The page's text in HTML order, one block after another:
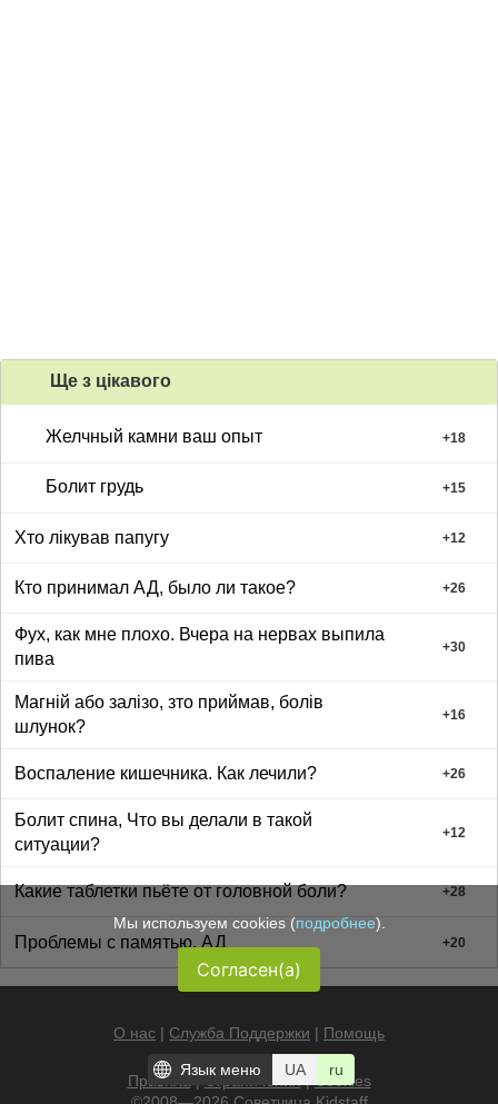
Ще з цiкавого
Желчный камни ваш опыт +18
Болит грудь +15
Хто лікував папугу +12
Кто принимал АД, было ли такое? +26
Фух, как мне плохо. Вчера на нервах выпила
пива
+30
Магній або залізо, зто приймав, болів
шлунок?
+16
Воспаление кишечника. Как лечили? +26
Болит спина, Что вы делали в такой
ситуации?
+12
Какие таблетки пьёте от головной боли? +28
Проблемы с памятью. АД +20
О нас | Служба Поддержки | Помощь
Правила|Ограничения |
Cookies
Мы используем cookies (подробнее).
Согласен(а)
Язык меню UA ru